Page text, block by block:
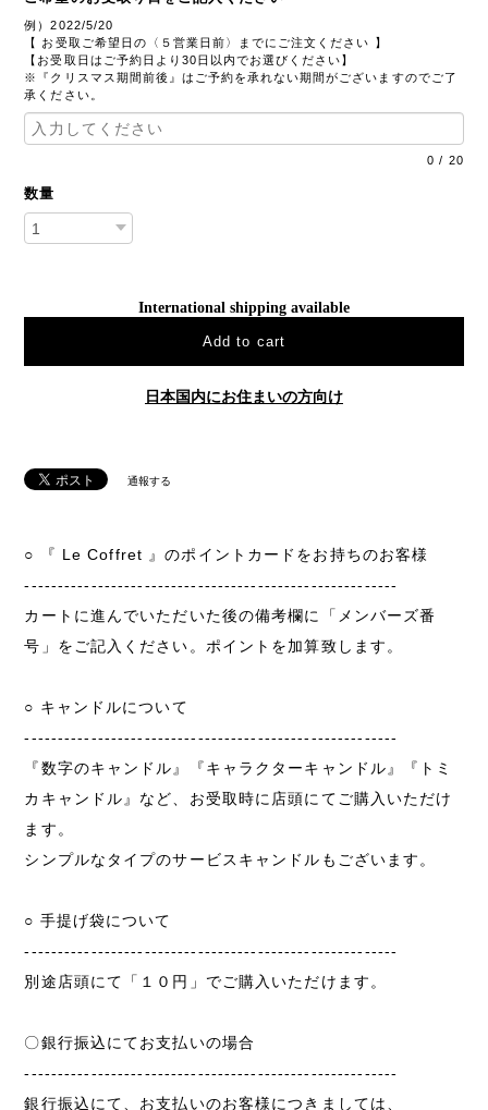
例）2022/5/20
【 お受取ご希望日の〈５営業日前〉までにご注文ください 】
【お受取日はご予約日より30日以内でお選びください】
※『クリスマス期間前後』はご予約を承れない期間がございますのでご了
承ください。
0 / 20
数量
International shipping available
Add to cart
日本国内にお住まいの方向け
通報する
○ 『 Le Coffret 』のポイントカードをお持ちのお客様
カートに進んでいただいた後の備考欄に「メンバーズ番
号」をご記入ください。ポイントを加算致します。
○ キャンドルについて
『数字のキャンドル』『キャラクターキャンドル』『トミ
カキャンドル』など、お受取時に店頭にてご購入いただけ
ます。
シンプルなタイプのサービスキャンドルもございます。
○ 手提げ袋について
別途店頭にて「１０円」でご購入いただけます。
〇銀行振込にてお支払いの場合
銀行振込にて、お支払いのお客様につきましては、